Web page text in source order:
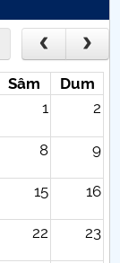
Sâm
Dum
1 2
8 9
15 16
22 23